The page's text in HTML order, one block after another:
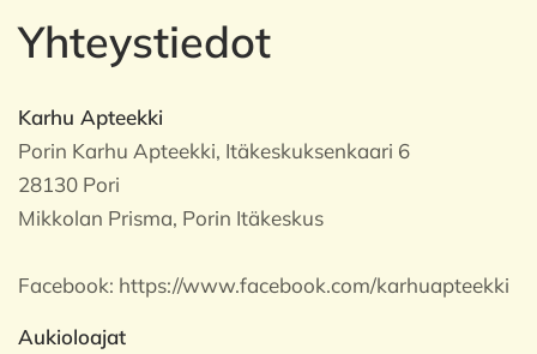
Yhteystiedot
Karhu Apteekki
Porin Karhu Apteekki, Itäkeskuksenkaari 6
28130 Pori
Mikkolan Prisma, Porin Itäkeskus
Facebook: https://www.facebook.com/karhuapteekki
Aukioloajat